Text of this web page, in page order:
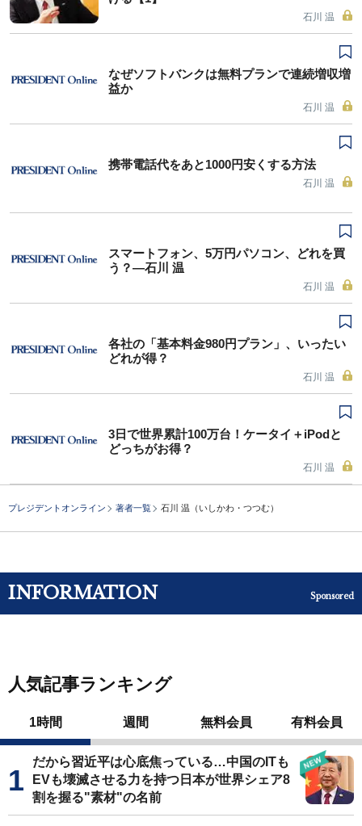
石川 温
なぜソフトバンクは無料プランで連続増収増
益か
石川 温
携帯電話代をあと1000円安くする方法
石川 温
スマートフォン、5万円パソコン、どれを買
う？―石川 温
石川 温
各社の「基本料金980円プラン」、いったい
どれが得？
石川 温
3日で世界累計100万台！ケータイ＋iPodと
どっちがお得？
石川 温
プレジデントオンライン 著者一覧 石川 温（いしかわ・つつむ）
INFORMATION Sponsored
人気記事ランキング
1時間 週間 無料会員 有料会員
だから習近平は心底焦っている…中国のITも
EVも壊滅させる力を持つ日本が世界シェア8
割を握る"素材"の名前